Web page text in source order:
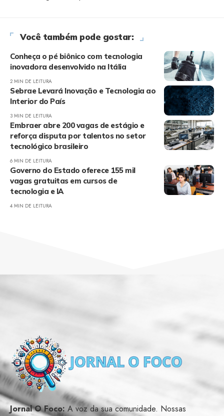
Você também pode gostar:
Conheça o pé biônico com tecnologia
inovadora desenvolvido na Itália
2 MIN DE LEITURA
Sebrae Levará Inovação e Tecnologia ao
Interior do País
3 MIN DE LEITURA
Embraer abre 200 vagas de estágio e
reforça disputa por talentos no setor
tecnológico brasileiro
6 MIN DE LEITURA
Governo do Estado oferece 155 mil
vagas gratuitas em cursos de
tecnologia e IA
4 MIN DE LEITURA
Jornal O Foco: A voz da sua comunidade. Nossas